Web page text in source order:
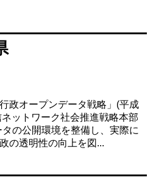
政オープンデータ戦略」(平成
ットワーク社会推進戦略本部
の公開環境を整備し、実際に
の透明性の向上を図...